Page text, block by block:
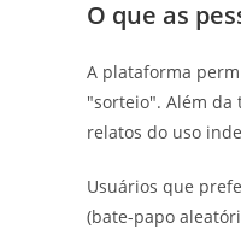
O que as
A plataforma
"sorteio". Além da
relatos do uso
Usuários que
(bate-papo